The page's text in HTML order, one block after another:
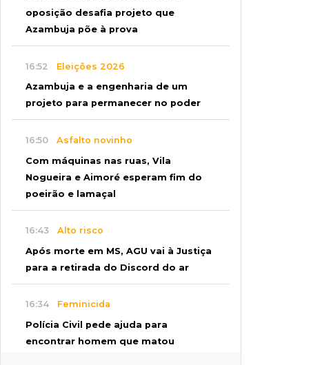
oposição desafia projeto que
Azambuja põe à prova
16:52 Eleições 2026
Azambuja e a engenharia de um
projeto para permanecer no poder
16:50 Asfalto novinho
Com máquinas nas ruas, Vila
Nogueira e Aimoré esperam fim do
poeirão e lamaçal
16:43 Alto risco
Após morte em MS, AGU vai à Justiça
para a retirada do Discord do ar
16:34 Feminicida
Polícia Civil pede ajuda para
encontrar homem que matou